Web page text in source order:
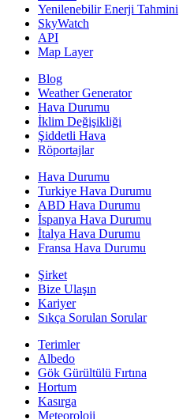
Yenilenebilir Enerji Tahmini
SkyWatch
API
Map Layer
Blog
Weather Generator
Hava Durumu
İklim Değişikliği
Şiddetli Hava
Röportajlar
Hava Durumu
Turkiye Hava Durumu
ABD Hava Durumu
İspanya Hava Durumu
İtalya Hava Durumu
Fransa Hava Durumu
Şirket
Bize Ulaşın
Kariyer
Sıkça Sorulan Sorular
Terimler
Albedo
Gök Gürültülü Fırtına
Hortum
Kasırga
Meteoroloji